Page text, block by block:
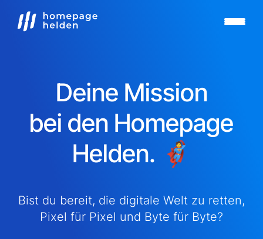
Deine Mission
bei den Homepage
Helden. 🦸
Bist du bereit, die digitale Welt zu retten,
Pixel für Pixel und Byte für Byte?